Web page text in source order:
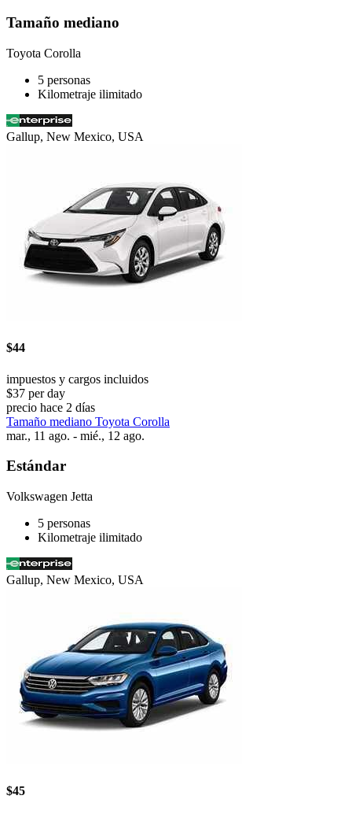
Tamaño mediano
Toyota Corolla
5 personas
Kilometraje ilimitado
Gallup, New Mexico, USA
$44
impuestos y cargos incluidos
$37 per day
precio hace 2 días
Tamaño mediano Toyota Corolla
mar., 11 ago. - mié., 12 ago.
Estándar
Volkswagen Jetta
5 personas
Kilometraje ilimitado
Gallup, New Mexico, USA
$45